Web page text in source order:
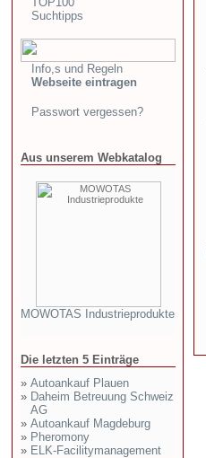
Suchtipps
Info,s und Regeln
Webseite eintragen
Passwort vergessen?
Aus unserem Webkatalog
MOWOTAS Industrieprodukte
Die letzten 5 Einträge
» Autoankauf Plauen
» Daheim Betreuung Schweiz
AG
» Autoankauf Magdeburg
» Pheromony
» ELK-Facilitymanagement